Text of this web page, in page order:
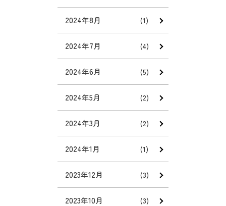
2024年8月 (1)
2024年7月 (4)
2024年6月 (5)
2024年5月 (2)
2024年3月 (2)
2024年1月 (1)
2023年12月 (3)
2023年10月 (3)